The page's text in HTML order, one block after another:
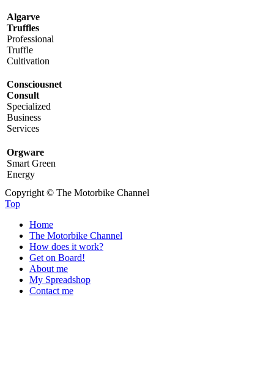
Algarve
Truffles
Professional
Truffle
Cultivation
Consciousnet
Consult
Specialized
Business
Services
Orgware
Smart Green
Energy
Copyright © The Motorbike Channel
Top
Home
The Motorbike Channel
How does it work?
Get on Board!
About me
My Spreadshop
Contact me